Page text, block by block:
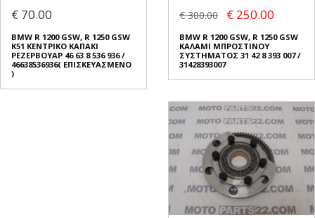
€ 70.00
BMW R 1200 GSW, R 1250 GSW
K51 ΚΕΝΤΡΙΚΟ ΚΑΠΑΚΙ
ΡΕΖΕΡΒΟΥΑΡ 46 63 8 536 936 /
46638536936( ΕΠΙΣΚΕΥΑΣΜΕΝΟ
)
€ 300.00 € 250.00
BMW R 1200 GSW, R 1250 GSW
ΚΑΛΑΜΙ ΜΠΡΟΣΤΙΝΟΥ
ΣΥΣΤΗΜΑΤΟΣ 31 42 8 393 007 /
31428393007